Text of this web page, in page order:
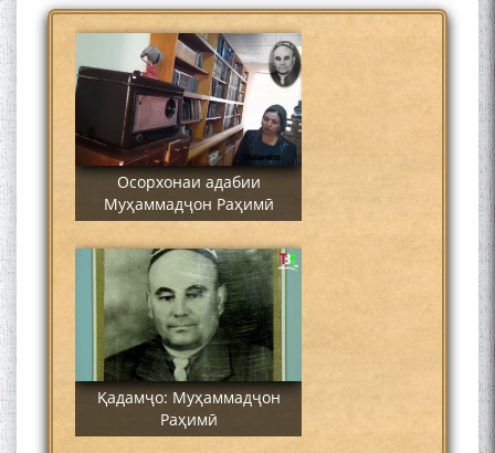
Осорхонаи адабии
Муҳаммадҷон Раҳимӣ
Қадамҷо: Муҳаммадҷон
Раҳимӣ